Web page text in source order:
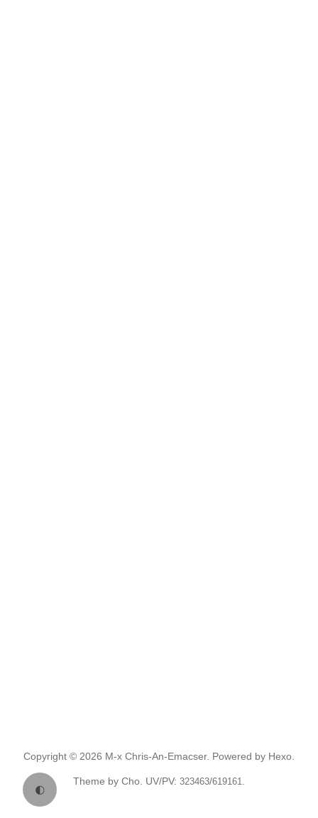
🌓
Copyright © 2026 M-x Chris-An-Emacser. Powered by Hexo.
Theme by Cho. UV/PV: 323463/619161